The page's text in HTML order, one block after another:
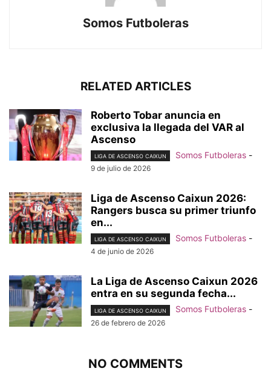
Somos Futboleras
RELATED ARTICLES
Roberto Tobar anuncia en
exclusiva la llegada del VAR al
Ascenso
LIGA DE ASCENSO CAIXUN Somos Futboleras -
9 de julio de 2026
Liga de Ascenso Caixun 2026:
Rangers busca su primer triunfo
en...
LIGA DE ASCENSO CAIXUN Somos Futboleras -
4 de junio de 2026
La Liga de Ascenso Caixun 2026
entra en su segunda fecha...
LIGA DE ASCENSO CAIXUN Somos Futboleras -
26 de febrero de 2026
NO COMMENTS